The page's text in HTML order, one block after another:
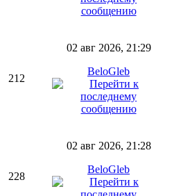
212
02 авг 2026, 21:29
BeloGleb
228
02 авг 2026, 21:28
BeloGleb